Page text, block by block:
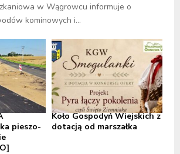
w Wągrowcu informuje o
kominowych i...
pieszo-
Koło Gospodyń Wiejskich z
dotacją od marszałka